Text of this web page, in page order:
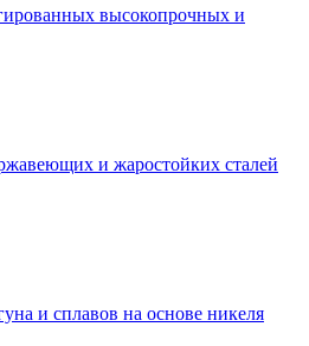
высокопрочных и
и жаростойких сталей
и сплавов на основе никеля